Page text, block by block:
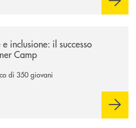
inclusione: il successo
Camp
di 350 giovani